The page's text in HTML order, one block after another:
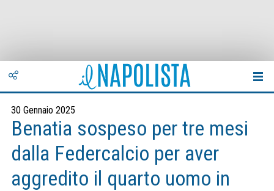
30 Gennaio 2025
Benatia sospeso per tre mesi
dalla Federcalcio per aver
aggredito il quarto uomo in